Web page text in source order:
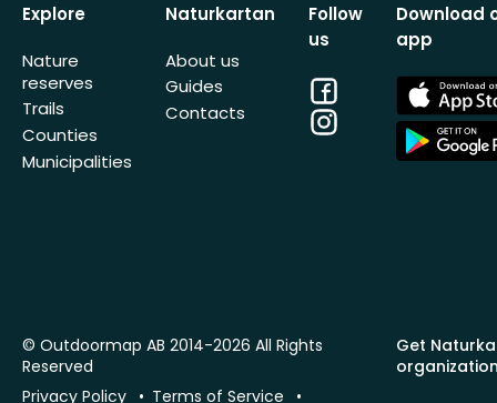
Explore
Nature
reserves
Trails
Counties
Municipalities
Naturkartan
About us
Guides
Contacts
Follow
us
Facebook
Instagram
Download
app
App
Store
App
Store
Get
© Outdoormap AB 2014-2026 All Rights
Reserved
Privacy Policy
Terms of Service